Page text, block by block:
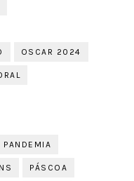
OSCAR 2024
PANDEMIA
PÁSCOA